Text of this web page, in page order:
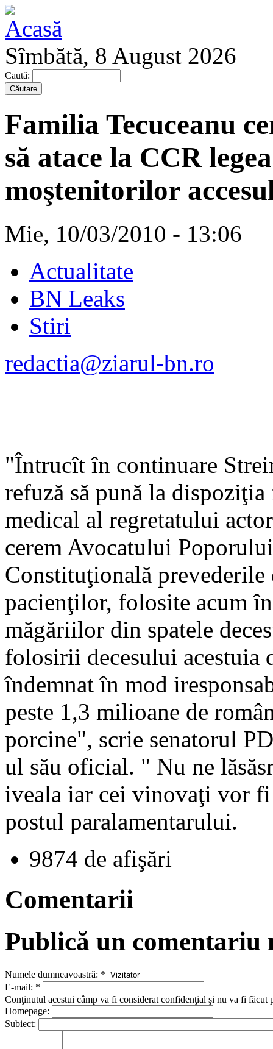
Sîmbătă, 8 August 2026
Caută:
Familia Tecuceanu
să atace la CCR
moştenitorilor
Mie, 10/03/2010 - 13:06
Actualitate
BN Leaks
Stiri
redactia@ziarul-bn.ro
"Întrucît în continuare
refuză să pună la
medical al regretatului
cerem Avocatului
Constituţională
pacienţilor, folosite acum
măgăriilor din spatele
folosirii decesului acestuia
îndemnat în mod
peste 1,3 milioane de
porcine", scrie senatorul
ul său oficial. " Nu ne
iveala iar cei vinovaţi vor
postul paralamentarului.
9874 de afişări
Comentarii
Publică un comentariu
Numele dumneavoastră: *
E-mail: *
Conţinutul acestui câmp va fi considerat confidenţial şi nu va fi făcut
Homepage:
Subiect: